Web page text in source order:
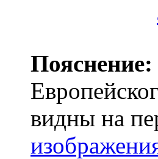
Пояснение:
видны на